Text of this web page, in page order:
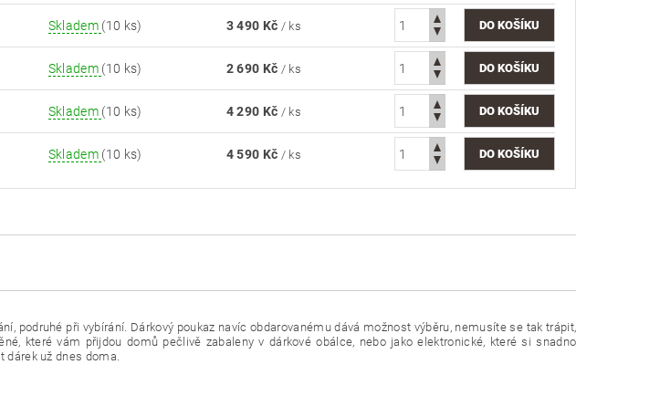
Skladem (10 ks) 3 490 Kč / ks
Skladem (10 ks) 2 690 Kč / ks
Skladem (10 ks) 4 290 Kč / ks
Skladem (10 ks) 4 590 Kč / ks
podruhé při vybírání. Dárkový poukaz navíc obdarovanému dává možnost výběru, nemusíte se tak trápit,
které vám přijdou domů pečlivě zabaleny v dárkové obálce, nebo jako elektronické, které si snadno
dárek už dnes doma.